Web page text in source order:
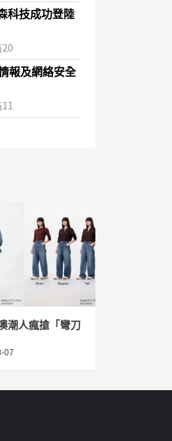
科技成功登陸
報及網絡安全
潮人瘋搶「彎刀
07